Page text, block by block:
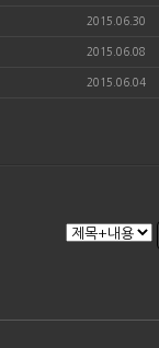
2015.06.30
2015.06.08
2015.06.04